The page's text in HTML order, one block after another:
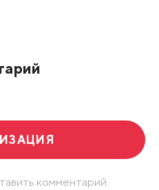
комментарий.